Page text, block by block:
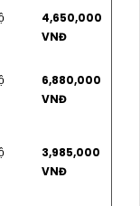
4,650,000
VNĐ
6,880,000
VNĐ
3,985,000
VNĐ